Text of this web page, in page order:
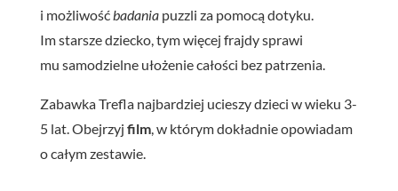
i możliwośćbadaniapuzzli za pomocą dotyku.
Im starsze dziecko, tym więcej frajdy sprawi
mu samodzielne ułożenie całości bez patrzenia.
Zabawka Trefla najbardziej ucieszy dzieci w wieku 3-
5 lat. Obejrzyj film, w którym dokładnie opowiadam
o całym zestawie.